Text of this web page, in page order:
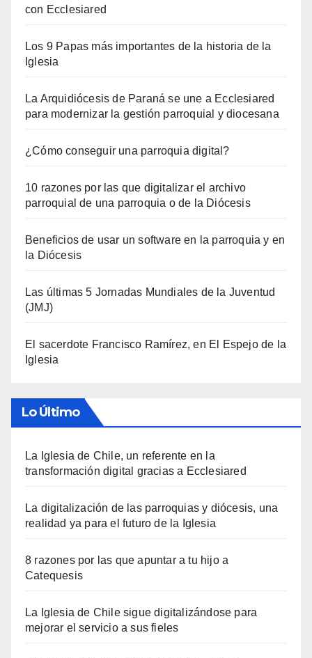
con Ecclesiared
Los 9 Papas más importantes de la historia de la
Iglesia
La Arquidiócesis de Paraná se une a Ecclesiared
para modernizar la gestión parroquial y diocesana
¿Cómo conseguir una parroquia digital?
10 razones por las que digitalizar el archivo
parroquial de una parroquia o de la Diócesis
Beneficios de usar un software en la parroquia y en
la Diócesis
Las últimas 5 Jornadas Mundiales de la Juventud
(JMJ)
El sacerdote Francisco Ramírez, en El Espejo de la
Iglesia
Lo Último
La Iglesia de Chile, un referente en la
transformación digital gracias a Ecclesiared
La digitalización de las parroquias y diócesis, una
realidad ya para el futuro de la Iglesia
8 razones por las que apuntar a tu hijo a
Catequesis
La Iglesia de Chile sigue digitalizándose para
mejorar el servicio a sus fieles